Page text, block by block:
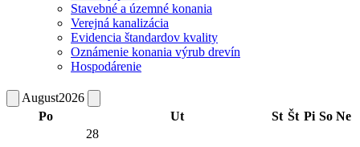
Stavebné a územné konania
Verejná kanalizácia
Evidencia štandardov kvality
Oznámenie konania výrub drevín
Hospodárenie
August2026
Po
Ut St Št Pi So Ne
28